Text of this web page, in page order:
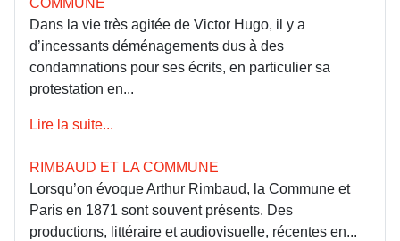
COMMUNE
Dans la vie très agitée de Victor Hugo, il y a
d’incessants déménagements dus à des
condamnations pour ses écrits, en particulier sa
protestation en...
Lire la suite...
RIMBAUD ET LA COMMUNE
Lorsqu’on évoque Arthur Rimbaud, la Commune et
Paris en 1871 sont souvent présents. Des
productions, littéraire et audiovisuelle, récentes en...